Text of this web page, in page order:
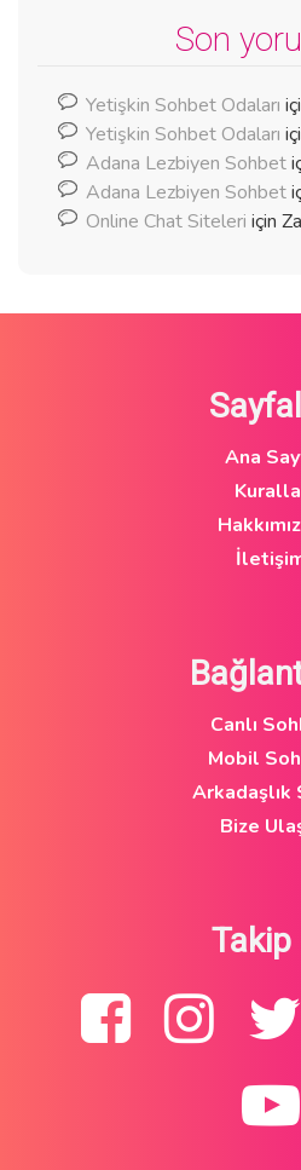
Son
Yetişkin Sohbet Odaları
Yetişkin Sohbet Odaları
Adana Lezbiyen Sohbet
Adana Lezbiyen Sohbet
Online Chat Siteleri için
Ana
Canlı
Mobil
Arkadaşlık
Bize
Takip